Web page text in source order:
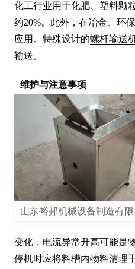
化工行业用于化肥、塑料颗
约20%。此外，在冶金、环
应用。特殊设计的螺杆输送
输送。
维护与注意事项
变化，电流异常升高可能是
停机时应将料槽内物料清理